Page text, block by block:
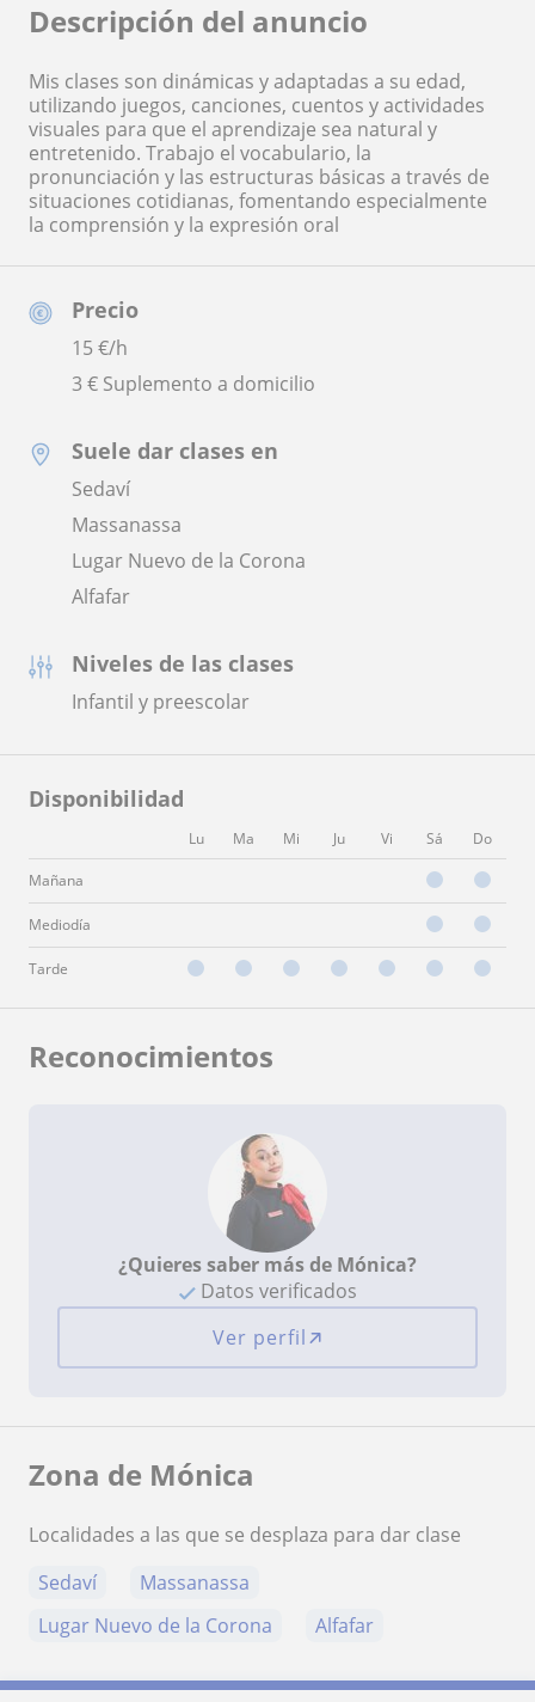
Precio
15€/h
3 € Suplemento a domicilio
Suele dar clases en
Sedaví
Massanassa
Lugar Nuevo de la Corona
Alfafar
Niveles de las clases
Infantil y preescolar
Disponibilidad
Lu Ma Mi Ju Vi Sá Do
Mañana
Mediodía
Tarde
Descripción del anuncio
Mis clases son dinámicas y adaptadas a su edad,
utilizando juegos, canciones, cuentos y actividades
visuales para que el aprendizaje sea natural y
entretenido. Trabajo el vocabulario, la
pronunciación y las estructuras básicas a través de
situaciones cotidianas, fomentando especialmente
la comprensión y la expresión oral
Reconocimientos
¿Quieres saber más de Mónica?
Datos verificados
Ver perfil
Zona de Mónica
Localidades a las que se desplaza para dar clase
Sedaví
Massanassa
Lugar Nuevo de la Corona
Alfafar